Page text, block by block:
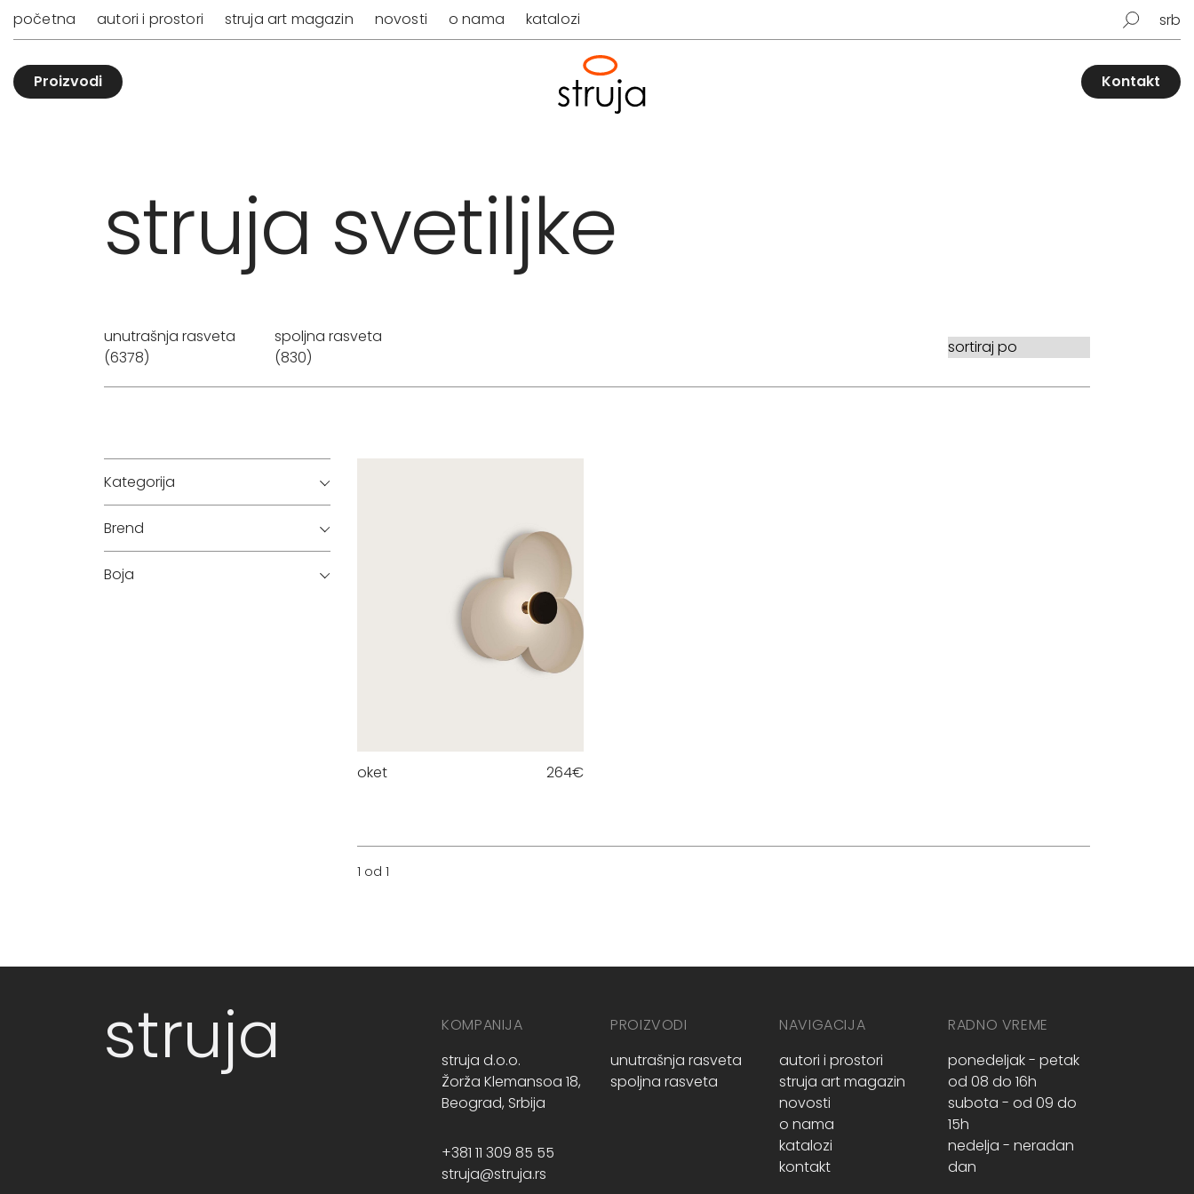
početna autori i prostori struja art magazin novosti o nama katalozi srb
Proizvodi Kontakt
struja svetiljke
unutrašnja rasveta
(6378)
spoljna rasveta
(830)
Kategorija
Brend
Boja
oket 264€
1 od 1
struja
KOMPANIJA
struja d.o.o.
Žorža Klemansoa 18,
Beograd, Srbija
+381 11 309 85 55
struja@struja.rs
PROIZVODI
unutrašnja rasveta
spoljna rasveta
NAVIGACIJA
autori i prostori
struja art magazin
novosti
o nama
katalozi
kontakt
RADNO VREME
ponedeljak - petak
od 08 do 16h
subota - od 09 do
15h
nedelja - neradan
dan